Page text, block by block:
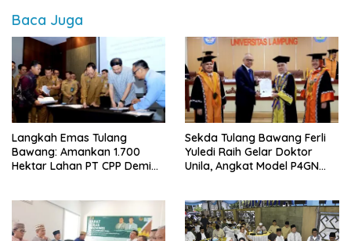
Baca Juga
Langkah Emas Tulang
Bawang: Amankan 1.700
Hektar Lahan PT CPP Demi
Sekda Tulang Bawang Ferli
Yuledi Raih Gelar Doktor
Unila, Angkat Model P4GN